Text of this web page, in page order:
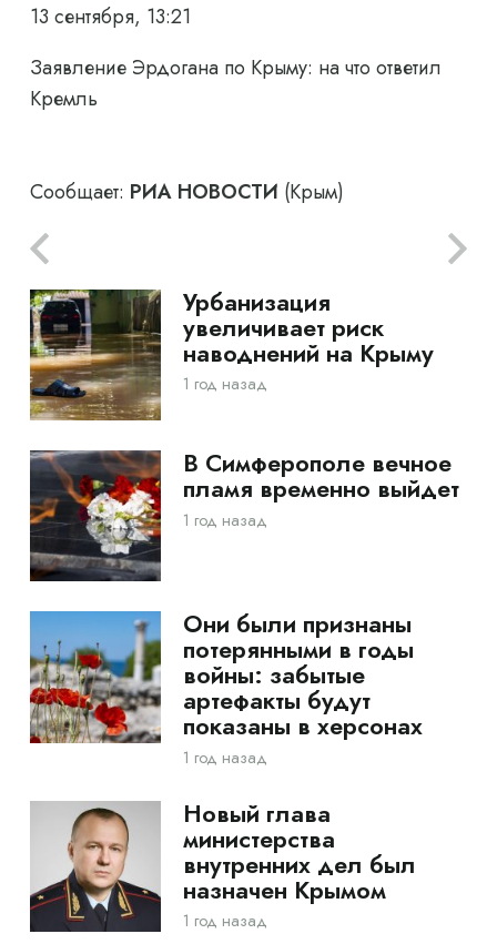
13 сентября, 13:21
Заявление Эрдогана по Крыму: на что ответил
Кремль
Сообщает: РИА НОВОСТИ (Крым)
Урбанизация
увеличивает риск
наводнений на Крыму
1 год назад
В Симферополе вечное
пламя временно выйдет
1 год назад
Они были признаны
потерянными в годы
войны: забытые
артефакты будут
показаны в херсонах
1 год назад
Новый глава
министерства
внутренних дел был
назначен Крымом
1 год назад